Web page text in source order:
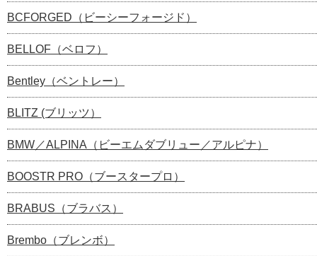
BCFORGED（ビーシーフォージド）
BELLOF（ベロフ）
Bentley（ベントレー）
BLITZ (ブリッツ）
BMW／ALPINA（ビーエムダブリュー／アルピナ）
BOOSTR PRO（ブースタープロ）
BRABUS（ブラバス）
Brembo（ブレンボ）